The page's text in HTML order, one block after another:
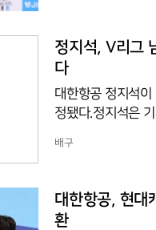
로 팀 결속력을 끌
정지석, V리그
다
대한항공 정지석
정됐다.정지석은
1·2차전에서 각
의 왕좌 탈환을 마
(5회)을 제치고 삼
배구
대한항공, 현대
환